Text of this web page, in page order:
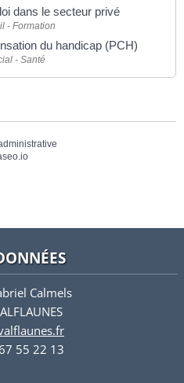
dans le secteur privé
- Formation
du handicap (PCH)
- Santé
Calmels
55 22 13